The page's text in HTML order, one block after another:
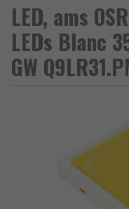
LED, ams
LEDs Blanc
GW